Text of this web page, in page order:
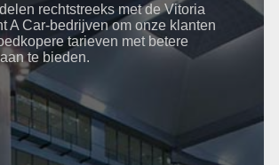
rechtstreeks met de Vitoria
A Car-bedrijven om onze klanten
tarieven met betere
te bieden.